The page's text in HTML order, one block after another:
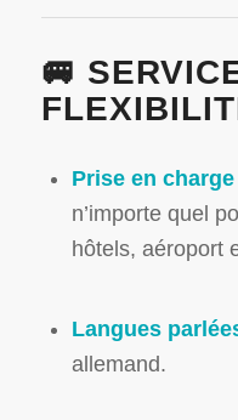
🚐
Prise en
n’importe quel
hôtels, aéroport
Langues
allemand.